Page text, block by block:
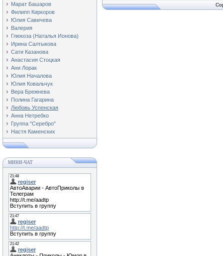
Марат Башаров
Филипп Киркоров
Юлия Савичева
Валерия
Глюкоза (Наталья Ионова)
Ирина Салтыкова
Сати Казанова
Анастасия Стоцкая
Ани Лорак
Юлия Началова
Юлия Ковальчук
Вера Брежнева
Полина Гагарина
Любовь Успенская
Анна Нетребко
Группа "Серебро"
Настя Каменских
МИНИ-ЧАТ